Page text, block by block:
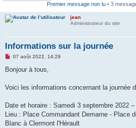
Premier message non lu • 3
jean
Administrateur du site
Informations sur la journée
M
s
g
o
l
u
07 août 2022, 14:29
Bonjour à tous,
Voici les informations concernant la journée
Date et horaire : Samedi 3 septembre 2022
Lieu : Place Commandant Demarne - Place
Blanc à Clermont l'Hérault